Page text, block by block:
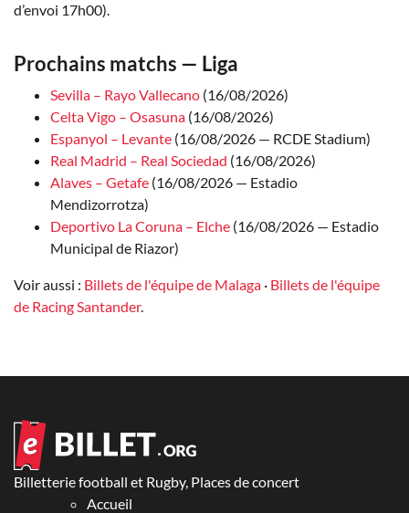
d’envoi 17h00).
Prochains matchs — Liga
Sevilla – Rayo Vallecano (16/08/2026)
Celta Vigo – Osasuna (16/08/2026)
Espanyol – Levante (16/08/2026 — RCDE Stadium)
Real Madrid – Real Sociedad (16/08/2026)
Alaves – Getafe (16/08/2026 — Estadio
Mendizorrotza)
Deportivo La Coruna – Elche (16/08/2026 — Estadio
Municipal de Riazor)
Voir aussi : Billets de l'équipe de Malaga · Billets de l'équipe
de Racing Santander.
Billetterie football et Rugby, Places de concert
Accueil